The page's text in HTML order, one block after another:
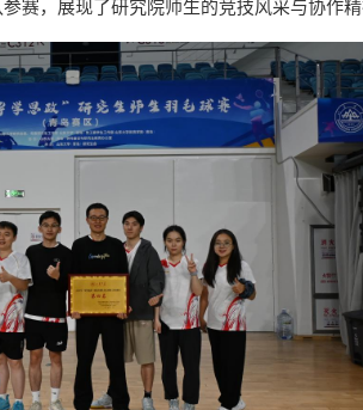
赛，展现了研究院师生的竞技风采与协作精